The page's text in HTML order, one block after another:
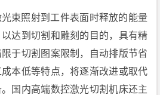
束照射到工件表面时释放的能量
达到切割和雕刻的目的，具有精
于切割图案限制，自动排版节省
本低等特点，将逐渐改进或取代
国内高端数控激光切割机床还主